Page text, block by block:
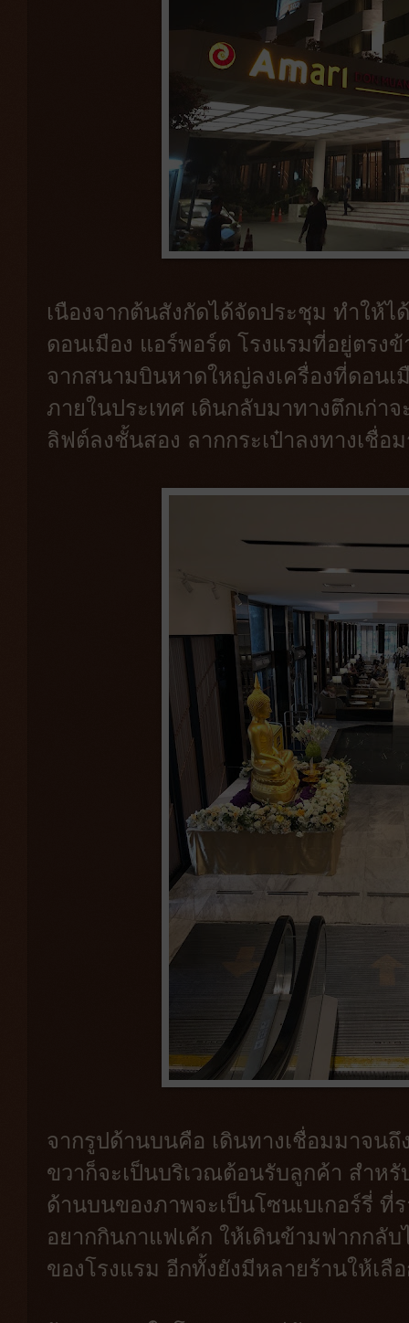
เนืองจากต้นสังกัดได้จัดประชุม ทำให้
ดอนเมือง แอร์พอร์ต โรงแรมที่อยู่ตรง
จากสนามบินหาดใหญ่ลงเครื่องที่ดอนเ
ภายในประเทศ เดินกลับมาทางตึกเก่า
ลิฟต์ลงชั้นสอง ลากกระเป๋าลงทางเชื่อ
จากรูปด้านบนคือ เดินทางเชื่อมมาจนถึ
ขวาก็จะเป็นบริเวณต้อนรับลูกค้า สำหรั
ด้านบนของภาพจะเป็นโซนเบเกอร์รี่
อยากกินกาแฟเค้ก ให้เดินข้ามฟากกลั
ของโรงแรม อีกทั้งยังมีหลายร้านให้เลื